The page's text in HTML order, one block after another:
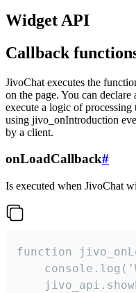
Widget API
Callback
JivoChat executes the
on the page. You can
execute a logic of
using jivo_onIntroduction
by a client.
onLoadCallback#
Is executed when JivoChat
function